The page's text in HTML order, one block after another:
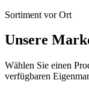
Sortiment vor Ort
Unsere
Wählen Sie einen
verfügbaren